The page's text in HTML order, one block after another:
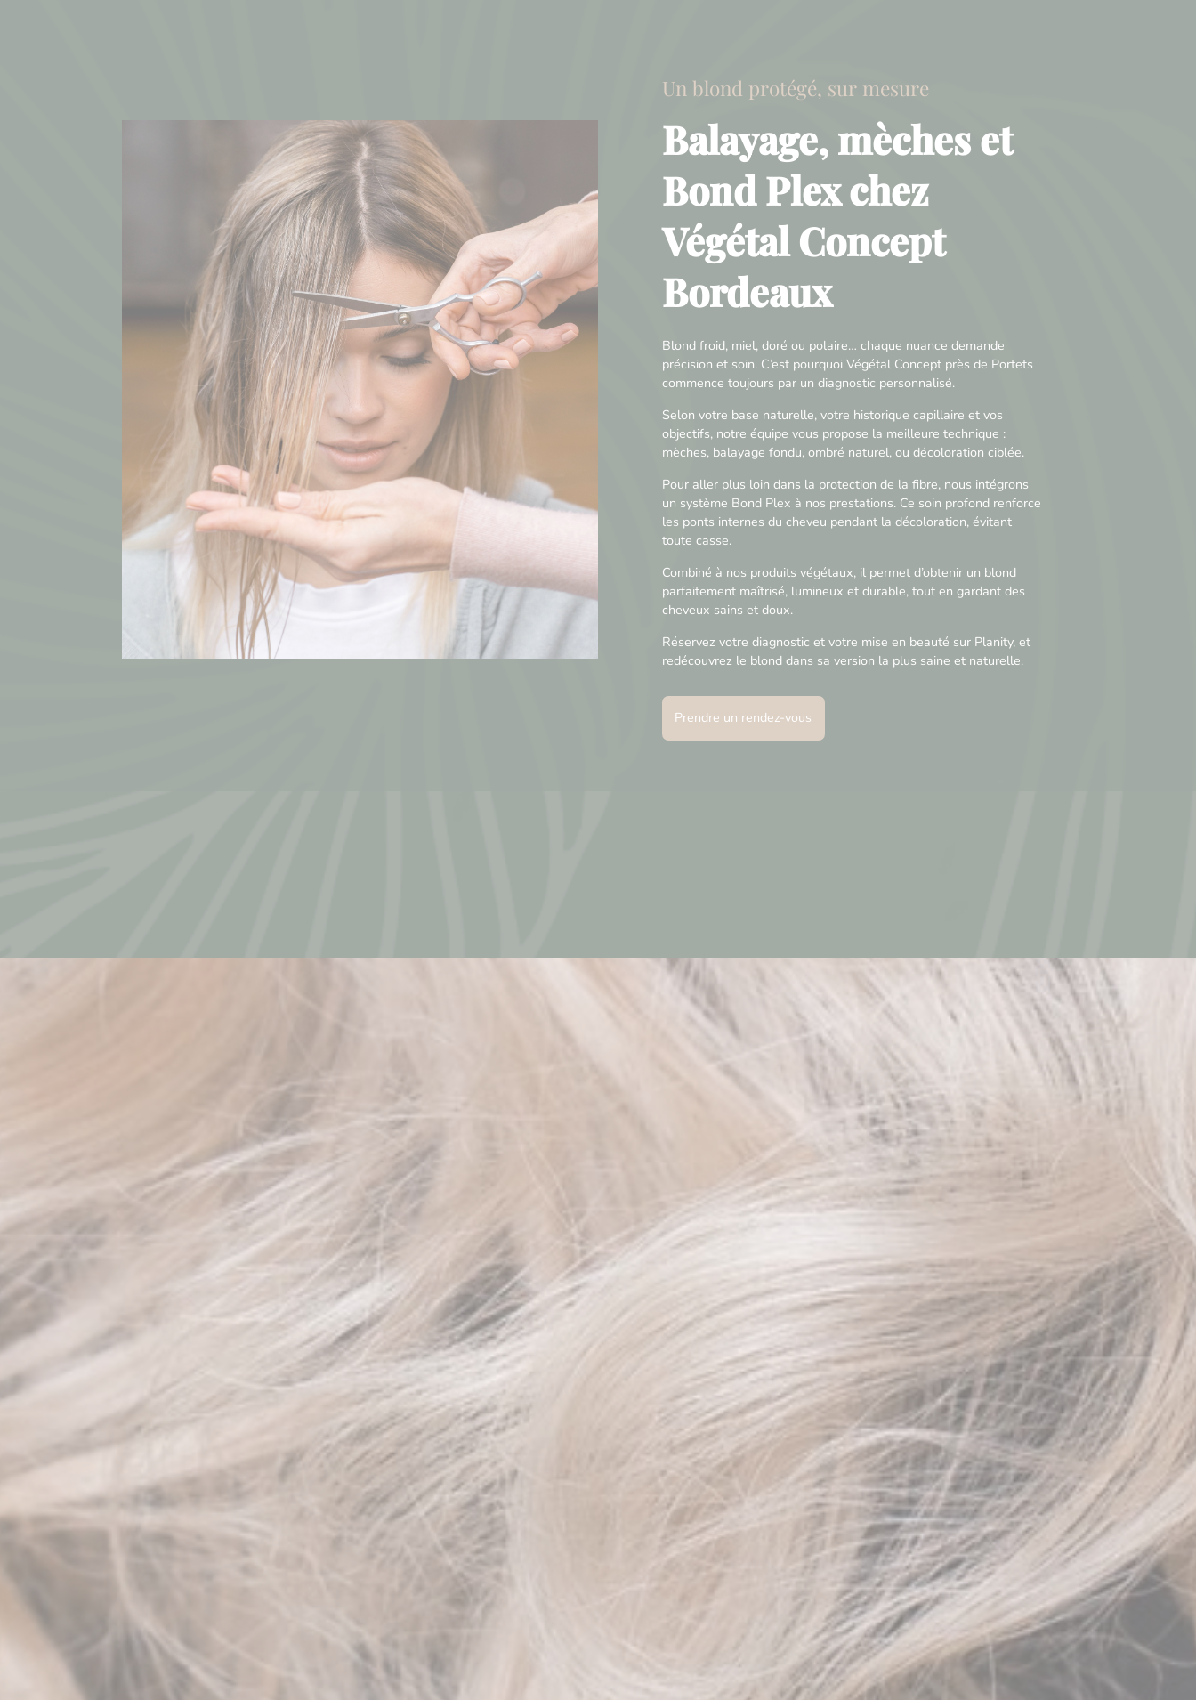
Un blond protégé, sur mesure
Balayage, mèches et
Bond Plex chez
Végétal Concept
Bordeaux
Blond froid, miel, doré ou polaire… chaque nuance demande
précision et soin. C’est pourquoi Végétal Concept près de Portets
commence toujours par un diagnostic personnalisé.
Selon votre base naturelle, votre historique capillaire et vos
objectifs, notre équipe vous propose la meilleure technique :
mèches, balayage fondu, ombré naturel, ou décoloration ciblée.
Pour aller plus loin dans la protection de la fibre, nous intégrons
un système Bond Plex à nos prestations. Ce soin profond renforce
les ponts internes du cheveu pendant la décoloration, évitant
toute casse.
Combiné à nos produits végétaux, il permet d’obtenir un blond
parfaitement maîtrisé, lumineux et durable, tout en gardant des
cheveux sains et doux.
Réservez votre diagnostic et votre mise en beauté sur Planity, et
redécouvrez le blond dans sa version la plus saine et naturelle.
Prendre un rendez-vous